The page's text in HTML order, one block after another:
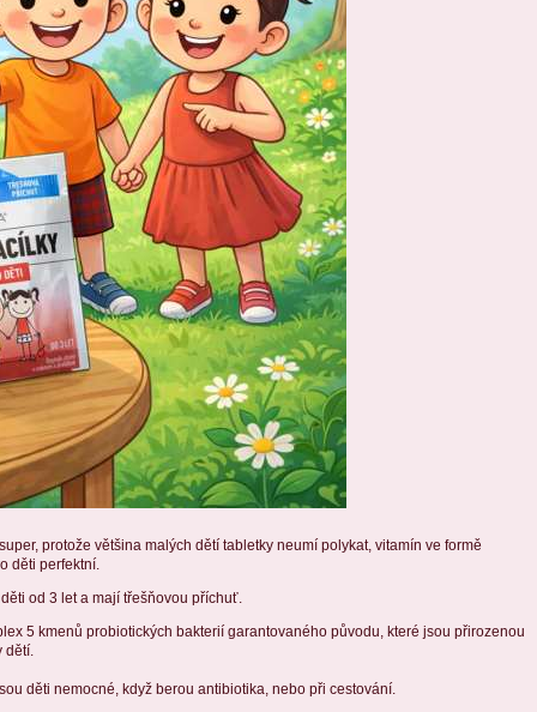
protože většina malých dětí tabletky neumí polykat, vitamín ve formě
děti perfektní.
od 3 let a mají třešňovou příchuť.
5 kmenů probiotických bakterií garantovaného původu, které jsou přirozenou
dětí.
děti nemocné, když berou antibiotika, nebo při cestování.